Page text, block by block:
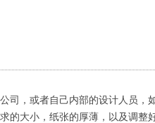
司，或者自己内部的设计人员
大小，纸张的厚薄，以及调整